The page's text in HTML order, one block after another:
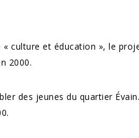
« culture et éducation », le
2000.
des jeunes du quartier